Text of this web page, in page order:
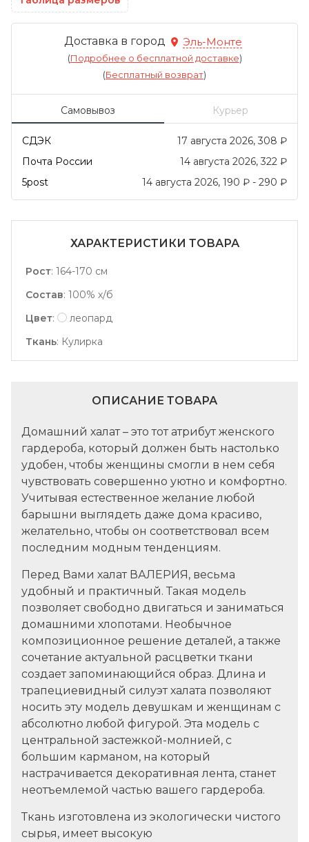
Доставка в город Эль-Монте
(Подробнее о бесплатной доставке)
(Бесплатный возврат)
Самовывоз Курьер
СДЭК 17 августа 2026 308 ₽
Почта России
14 августа 2026 322 ₽
5post
14 августа 2026 190 ₽ - 290 ₽
ХАРАКТЕРИСТИКИ ТОВАРА
Рост: 164-170 см
Состав: 100% х/б
Цвет:
леопард
Ткань: Кулирка
ОПИСАНИЕ ТОВАРА
Домашний халат – это тот атрибутженского
гардероба, который должен быть настолько
удобен, чтобы женщины смогли в нем себя
чувствовать совершенно уютно и комфортно.
Учитывая естественное желание любой
барышни выглядеть даже дома красиво,
желательно, чтобы он соответствовал всем
последним модным тенденциям.
Перед Вами халат ВАЛЕРИЯ, весьма
удобный и практичный. Такая модель
позволяет свободно двигаться и заниматься
домашними хлопотами. Необычное
композиционное решение деталей, а также
сочетание актуальной расцветки ткани
создает запоминающийся образ. Длина и
трапециевидный силуэт халата позволяют
носить эту модель девушкам и женщинам с
абсолютно любой фигурой. Эта модель с
центральной застежкой-молнией, с
большим карманом, на который
настрачивается декоративная лента, станет
неотъемлемой частью вашего гардероба.
Ткань изготовлена из экологически чистого
сырья, имеет высокую